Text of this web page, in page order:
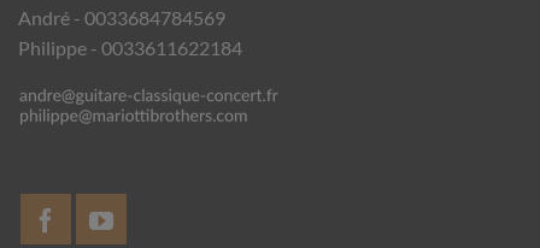
André - 0033684784569
Philippe - 0033611622184